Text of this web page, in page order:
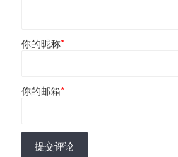
你的昵称*
你的邮箱*
提交评论